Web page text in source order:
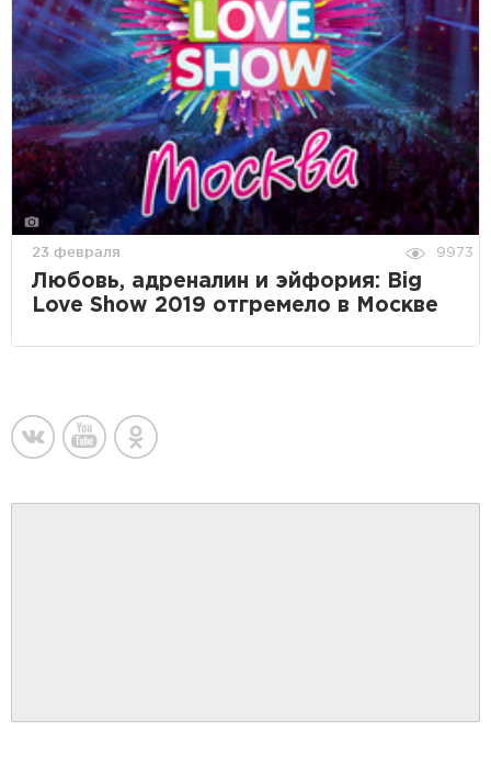
23 февраля 9973
Любовь, адреналин и эйфория: Big
Love Show 2019 отгремело в Москве